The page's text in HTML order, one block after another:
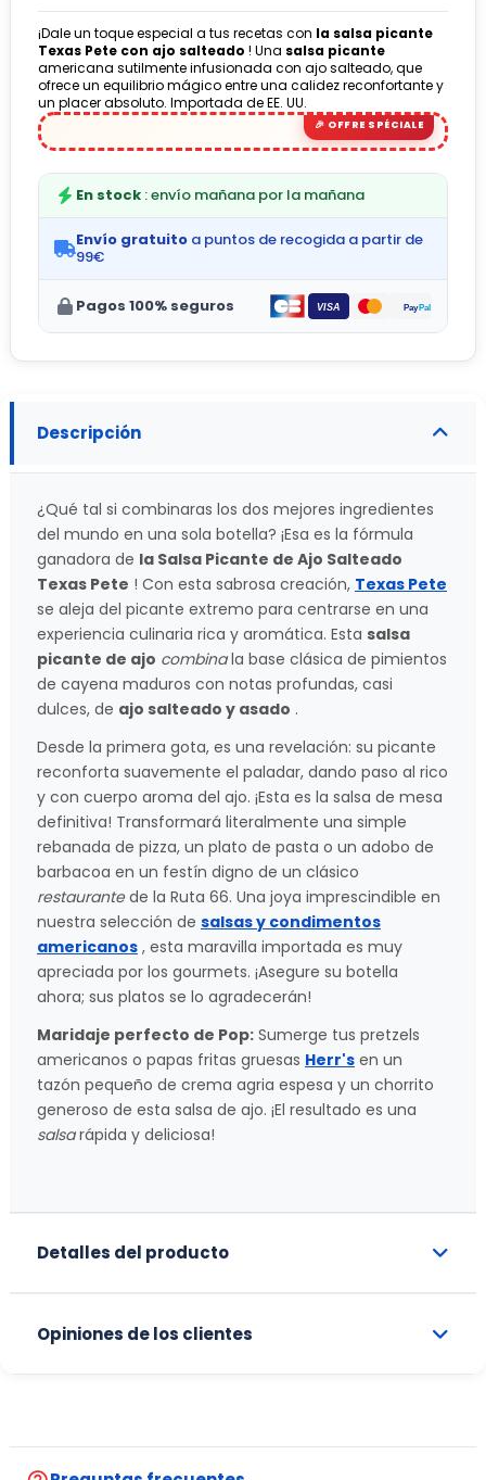
¡Dale un toque especial a tus recetas con la salsa picante
Texas Pete con ajo salteado ! Una salsa picante
americana sutilmente infusionada con ajo salteado, que
ofrece un equilibrio mágico entre una calidez reconfortante y
un placer absoluto. Importada de EE. UU.
En stock : envío mañana por la mañana
Envío gratuito a puntos de recogida a partir de
99€
Pagos 100% seguros
Descripción
¿Qué tal si combinaras los dos mejores ingredientes
del mundo en una sola botella? ¡Esa es la fórmula
ganadora de la Salsa Picante de Ajo Salteado
Texas Pete ! Con esta sabrosa creación, Texas Pete
se aleja del picante extremo para centrarse en una
experiencia culinaria rica y aromática. Esta salsa
picante de ajo combinala base clásica de pimientos
de cayena maduros con notas profundas, casi
dulces, de ajo salteado y asado .
Desde la primera gota, es una revelación: su picante
reconforta suavemente el paladar, dando paso al rico
y con cuerpo aroma del ajo. ¡Esta es la salsa de mesa
definitiva! Transformará literalmente una simple
rebanada de pizza, un plato de pasta o un adobo de
barbacoa en un festín digno de un clásico
restaurantede la Ruta 66. Una joya imprescindible en
nuestra selección de salsas y condimentos
americanos , esta maravilla importada es muy
apreciada por los gourmets. ¡Asegure su botella
ahora; sus platos se lo agradecerán!
Maridaje perfecto de Pop: Sumerge tus pretzels
americanos o papas fritas gruesas Herr's en un
tazón pequeño de crema agria espesa y un chorrito
generoso de esta salsa de ajo. ¡El resultado es una
salsarápida y deliciosa!
Detalles del producto
Opiniones de los clientes